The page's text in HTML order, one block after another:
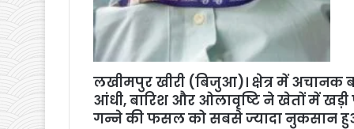
लखीमपुर खीरी (बिजुआ)। क्षेत्र में अचानक
आंधी, बारिश और ओलावृष्टि ने खेतों में खड़ी
गन्ने की फसल को सबसे ज्यादा नुकसान